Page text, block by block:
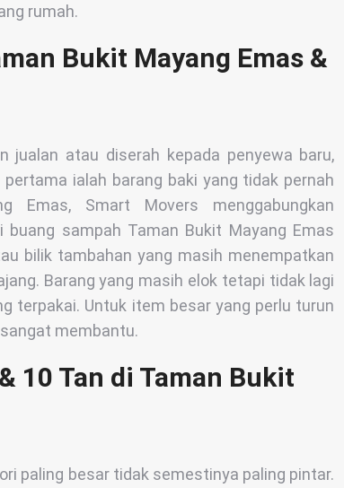
rumah.
Bukit Mayang Emas &
jualan atau diserah kepada penyewa baru,
ialah barang baki yang tidak pernah
Emas, Smart Movers menggabungkan
sampah Taman Bukit Mayang Emas
bilik tambahan yang masih menempatkan
Barang yang masih elok tetapi tidak lagi
terpakai. Untuk item besar yang perlu turun
membantu.
10 Tan di Taman Bukit
paling besar tidak semestinya paling pintar.